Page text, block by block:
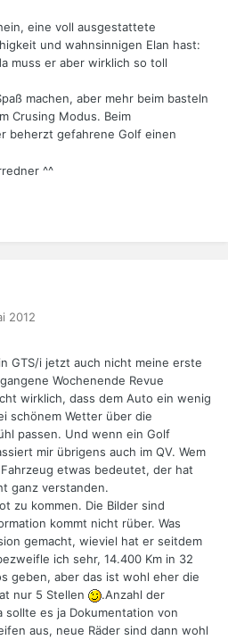
eine voll ausgestattete
und wahnsinnigen Elan hast:
muss er aber wirklich so toll
machen, aber mehr beim basteln
Crusing Modus. Beim
beherzt gefahrene Golf einen
^^
2012
GTS/i jetzt auch nicht meine erste
Wochenende Revue
wirklich, dass dem Auto ein wenig
schönem Wetter über die
passen. Und wenn ein Golf
mir übrigens auch im QV. Wem
etwas bedeutet, der hat
ganz verstanden.
zu kommen. Die Bilder sind
kommt nicht rüber. Was
gemacht, wieviel hat er seitdem
ich sehr, 14.400 Km in 32
geben, aber das ist wohl eher die
nur 5 Stellen
.Anzahl der
sollte es ja Dokumentation von
aus, neue Räder sind dann wohl